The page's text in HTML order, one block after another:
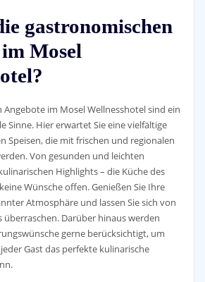
gastronomischen
Mosel
Angebote im Mosel Wellnesshotel sind ein
Sinne. Hier erwartet Sie eine vielfältige
Speisen, die mit frischen und regionalen
Von gesunden und leichten
Highlights – die Küche des
Wünsche offen. Genießen Sie Ihre
Atmosphäre und lassen Sie sich von
Darüber hinaus werden
gerne berücksichtigt, um
Gast das perfekte kulinarische